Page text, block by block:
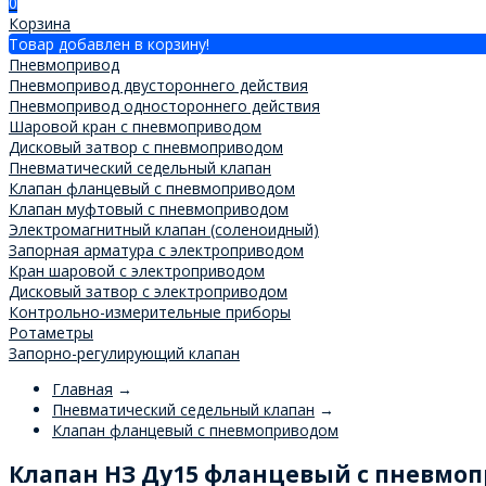
Корзина
Товар добавлен в корзину!
Пневмопривод
Пневмопривод двустороннего действия
Пневмопривод одностороннего действия
Шаровой кран с пневмоприводом
Дисковый затвор с пневмоприводом
Пневматический седельный клапан
Клапан фланцевый с пневмоприводом
Клапан муфтовый с пневмоприводом
Электромагнитный клапан (соленоидный)
Запорная арматура с электроприводом
Кран шаровой с электроприводом
Дисковый затвор с электроприводом
Контрольно-измерительные приборы
Ротаметры
Запорно-регулирующий клапан
Главная →
Пневматический седельный клапан →
Клапан фланцевый с пневмоприводом
Клапан НЗ Ду15 фланцевый с